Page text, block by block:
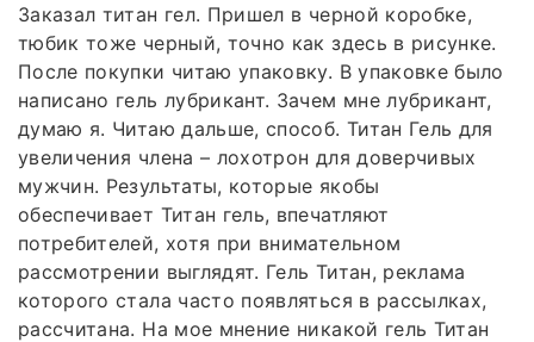
Заказал титан гел. Пришел в черной коробке,
тюбик тоже черный, точно как здесь в рисунке.
После покупки читаю упаковку. В упаковке было
написано гель лубрикант. Зачем мне лубрикант,
думаю я. Читаю дальше, способ. Титан Гель для
увеличения члена – лохотрон для доверчивых
мужчин. Результаты, которые якобы
обеспечивает Титан гель, впечатляют
потребителей, хотя при внимательном
рассмотрении выглядят. Гель Титан, реклама
которого стала часто появляться в рассылках,
рассчитана. На мое мнение никакой гель Титан